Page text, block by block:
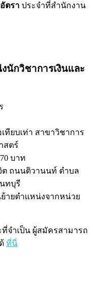
ตรา ประจำที่สำนักงาน
นักวิชาการเงินและ
ทียบเท่า สาขาวิชาการ
สตร์
บาท
ถนนติวานนท์ ตำบล
ทบุรี
ายตำแหน่งจากหน่วย
จำเป็น ผู้สมัครสามารถ
ที่นี่